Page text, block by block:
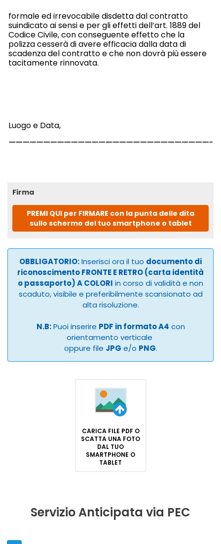
formale ed irrevocabile disdetta dal contratto
suindicato ai sensi e per gli effetti dell’art. 1889 del
Codice Civile, con conseguente effetto che la
polizza cesserà di avere efficacia dalla data di
scadenza del contratto e che non dovrà più essere
tacitamente rinnovata.
Luogo e Data,
Firma
PREMI QUI per FIRMARE con la punta delle dita
sullo schermo del tuo smartphone o tablet
OBBLIGATORIO:Inserisci ora il tuo documento di
riconoscimento FRONTE E RETRO (carta identità
o passaporto) A COLORI in corso di validità e non
scaduto, visibile e preferibilmente scansionato ad
alta risoluzione.
N.B:Puoi inserire PDF in formato A4 con
orientamento verticale
oppure file JPG e/o PNG.
CARICA FILE PDF O
SCATTA UNA FOTO
DAL TUO
SMARTPHONE O
TABLET
Servizio Anticipata via PEC